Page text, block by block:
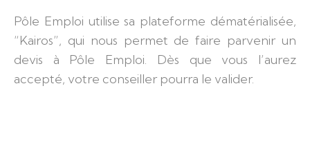
Pôle Emploi utilise sa plateforme dématérialisée,
“Kairos”, qui nous permet de faire parvenir un
devis à Pôle Emploi. Dès que vous l’aurez
accepté, votre conseiller pourra le valider.